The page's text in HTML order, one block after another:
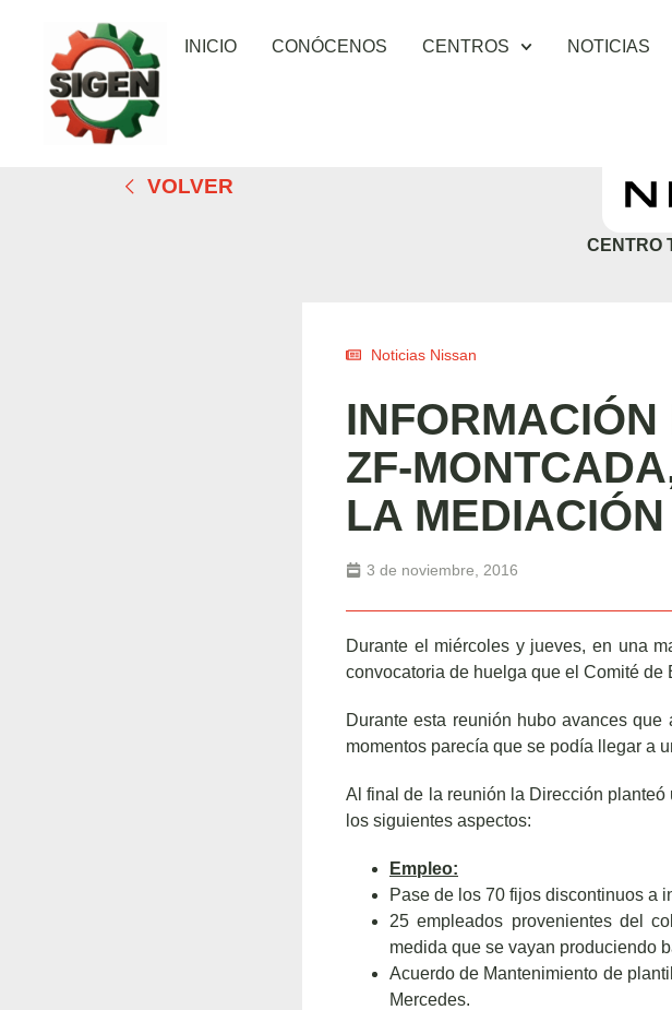
INICIO CONÓCENOS CENTROS NOTICIAS
VOLVER
CENTRO
Noticias Nissan
ZF-
LA MEDIACIÓN
3 de noviembre, 2016
Durante el miércoles y jueves, en una
convocatoria de huelga que el Comité
Durante esta reunión hubo avances
momentos parecía que se podía llegar a
Al final de la reunión la Dirección
los siguientes aspectos:
Empleo:
Pase de los 70 fijos discontinuos a
25 empleados provenientes del
medida que se vayan produciendo
Acuerdo de Mantenimiento de
Mercedes.